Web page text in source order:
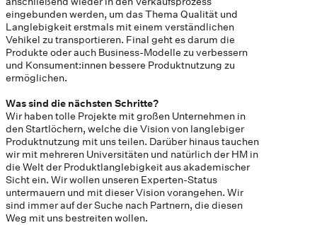
eingebunden werden, um das Thema Qualität und
Langlebigkeit erstmals mit einem verständlichen
Vehikel zu transportieren. Final geht es darum die
Produkte oder auch Business-Modelle zu verbessern
und Konsument:innen bessere Produktnutzung zu
ermöglichen.
Was sind die nächsten Schritte?
Wir haben tolle Projekte mit großen Unternehmen in
den Startlöchern, welche die Vision von langlebiger
Produktnutzung mit uns teilen. Darüber hinaus tauchen
wir mit mehreren Universitäten und natürlich der HM in
die Welt der Produktlanglebigkeit aus akademischer
Sicht ein. Wir wollen unseren Experten-Status
untermauern und mit dieser Vision vorangehen. Wir
sind immer auf der Suche nach Partnern, die diesen
Weg mit uns bestreiten wollen.